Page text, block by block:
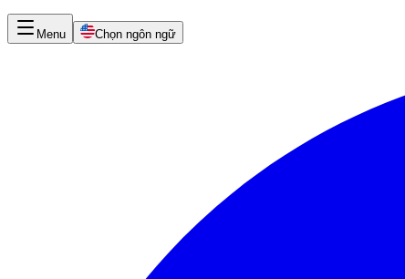
Menu Chọn ngôn ngữ